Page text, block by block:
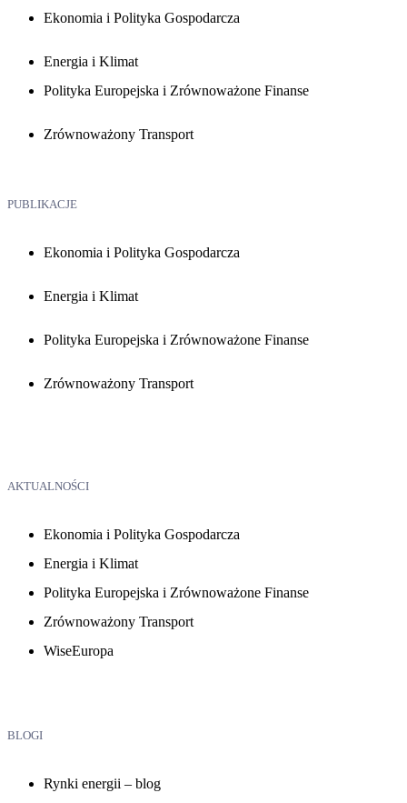
Ekonomia i Polityka Gospodarcza
Energia i Klimat
Polityka Europejska i Zrównoważone Finanse
Zrównoważony Transport
PUBLIKACJE
Ekonomia i Polityka Gospodarcza
Energia i Klimat
Polityka Europejska i Zrównoważone Finanse
Zrównoważony Transport
AKTUALNOŚCI
Ekonomia i Polityka Gospodarcza
Energia i Klimat
Polityka Europejska i Zrównoważone Finanse
Zrównoważony Transport
WiseEuropa
BLOGI
Rynki energii – blog